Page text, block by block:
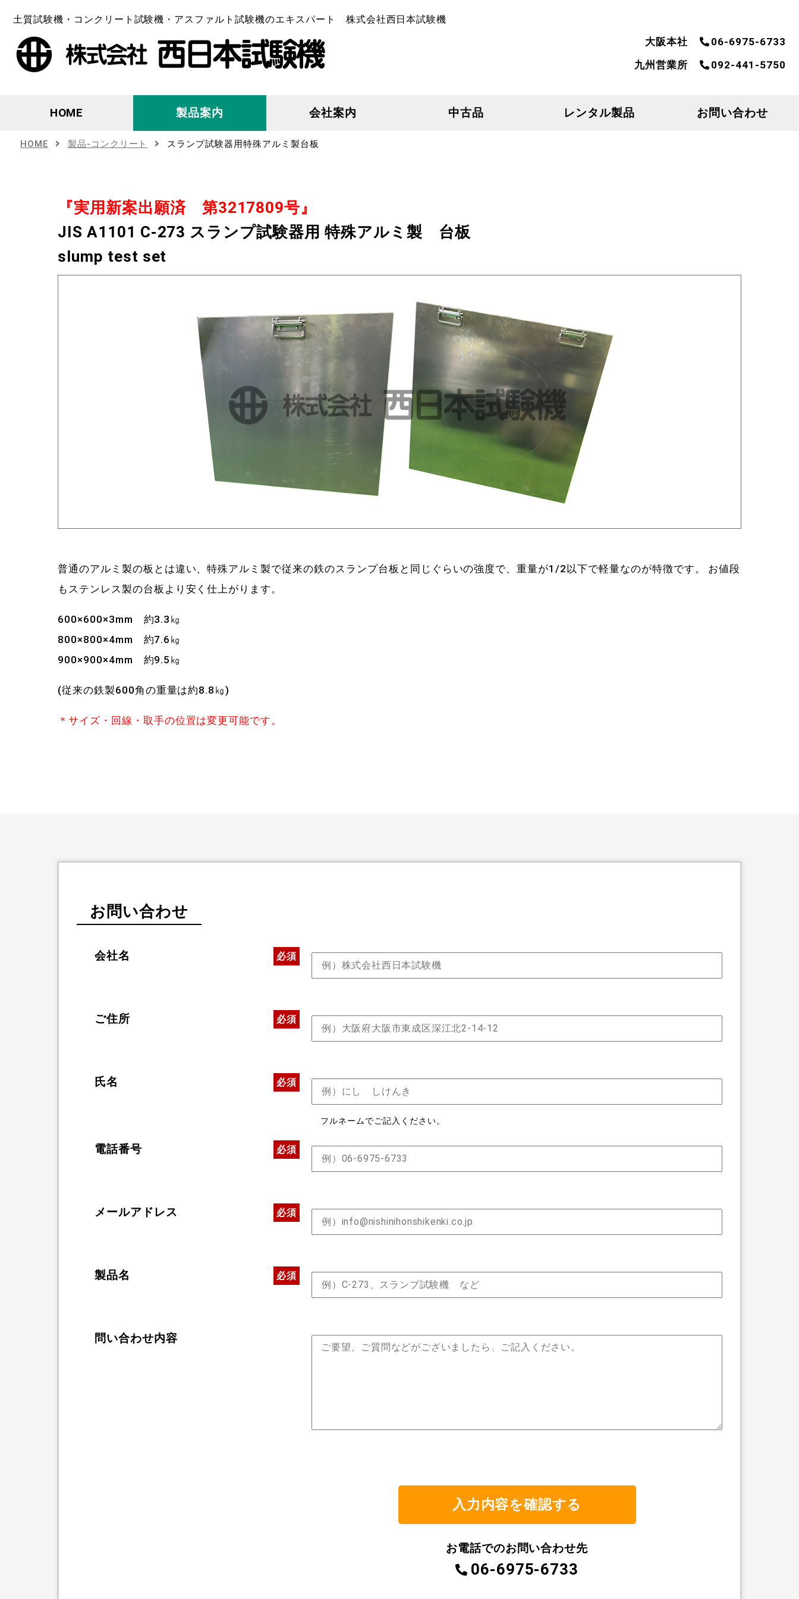
土質試験機・コンクリート試験機・アスファルト試験機のエキスパート 株式会社西日本試験機
大阪本社
06-6975-6733
九州営業所
092-441-5750
HOME 製品案内 会社案内 中古品 レンタル製品 お問い合わせ
HOME 製品-コンクリート スランプ試験器用特殊アルミ製台板
『実用新案出願済 第3217809号』
JIS A1101 C-273 スランプ試験器用 特殊アルミ製 台板
slump test set
普通のアルミ製の板とは違い、特殊アルミ製で従来の鉄のスランプ台板と同じぐらいの強度で、重量が1/2以下で軽量なのが特徴です。 お値段
もステンレス製の台板より安く仕上がります。
600×600×3mm 約3.3㎏
800×800×4mm 約7.6㎏
900×900×4mm 約9.5㎏
(従来の鉄製600角の重量は約8.8㎏)
＊サイズ・回線・取手の位置は変更可能です。
お問い合わせ
会社名 必須
ご住所 必須
氏名 必須
フルネームでご記入ください。
電話番号 必須
メールアドレス 必須
製品名 必須
問い合わせ内容
お電話でのお問い合わせ先
06-6975-6733